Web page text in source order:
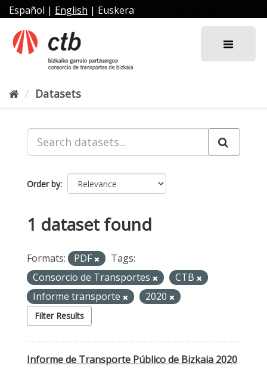
Skip
to
content
Español | English | Euskera
Datasets
Order by
1 dataset found
Formats: PDF
Tags:
Consorcio de Transportes
CTB
Informe transporte
2020
Filter Results
Informe de Transporte Público de Bizkaia 2020